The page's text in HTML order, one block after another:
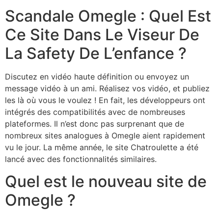
Scandale Omegle : Quel Est
Ce Site Dans Le Viseur De
La Safety De L’enfance ?
Discutez en vidéo haute définition ou envoyez un
message vidéo à un ami. Réalisez vos vidéo, et publiez
les là où vous le voulez ! En fait, les développeurs ont
intégrés des compatibilités avec de nombreuses
plateformes. Il n’est donc pas surprenant que de
nombreux sites analogues à Omegle aient rapidement
vu le jour. La même année, le site Chatroulette a été
lancé avec des fonctionnalités similaires.
Quel est le nouveau site de
Omegle ?